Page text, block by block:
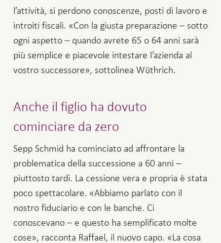
l’attività, si perdono conoscenze, posti di lavoro e
introiti fiscali. «Con la giusta preparazione – sotto
ogni aspetto – quando avrete 65 o 64 anni sarà
più semplice e piacevole intestare l’azienda al
vostro successore», sottolinea Wüthrich.
Anche il figlio ha dovuto
cominciare da zero
Sepp Schmid ha cominciato ad affrontare la
problematica della successione a 60 anni –
piuttosto tardi. La cessione vera e propria è stata
poco spettacolare. «Abbiamo parlato con il
nostro fiduciario e con le banche. Ci
conoscevano – e questo ha semplificato molte
cose», racconta Raffael, il nuovo capo. «La cosa